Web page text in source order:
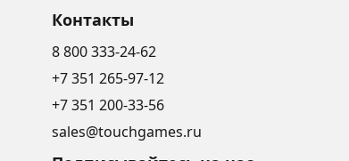
Контакты
8 800 333-24-62
+7 351 265-97-12
+7 351 200-33-56
sales@touchgames.ru